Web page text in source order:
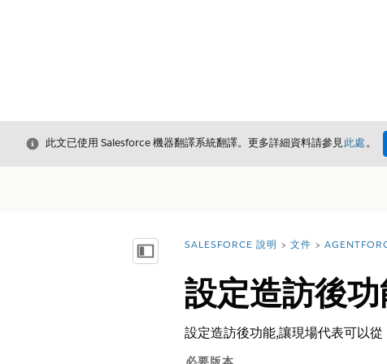
結束
此文已使用 Salesforce 機器翻譯系統翻譯。更多詳細資料請參見此處。
顯示目錄 您位於此處：
SALESFORCE 說明 文件
設定造訪後
設定造訪後功能,讓現場代表可以